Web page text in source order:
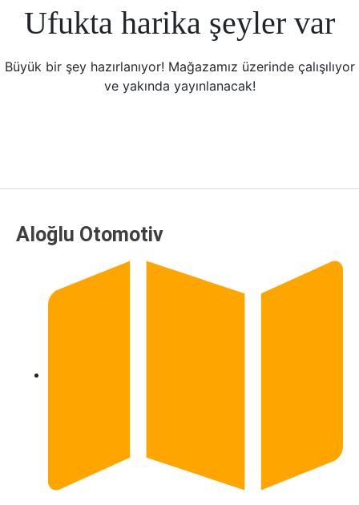
Ufukta harika şeyler var
Büyük bir şey hazırlanıyor! Mağazamız üzerinde çalışılıyor
ve yakında yayınlanacak!
Aloğlu Otomotiv